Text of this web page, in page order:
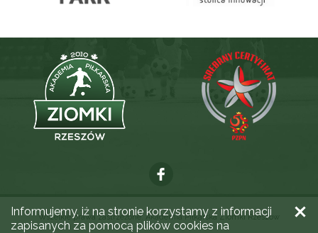
Wszelkie prawa zastrzeżone. Akademia Piłkarska Ziomki Rzeszów
Informujemy, iż na stronie korzystamy z informacji
zapisanych za pomocą plików cookies na